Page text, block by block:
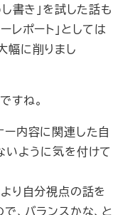
書き」を試した話も
レポート」としては
幅に削りまし
すね。
ー内容に関連した自
いように気を付けて
り自分視点の話を
、バランスかな、と